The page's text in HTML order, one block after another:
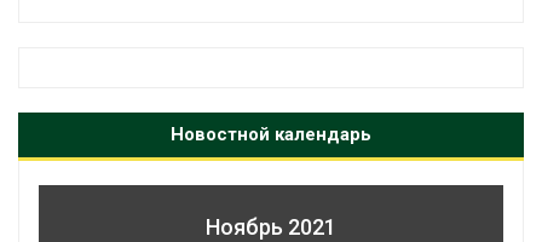
Новостной календарь
Ноябрь 2021